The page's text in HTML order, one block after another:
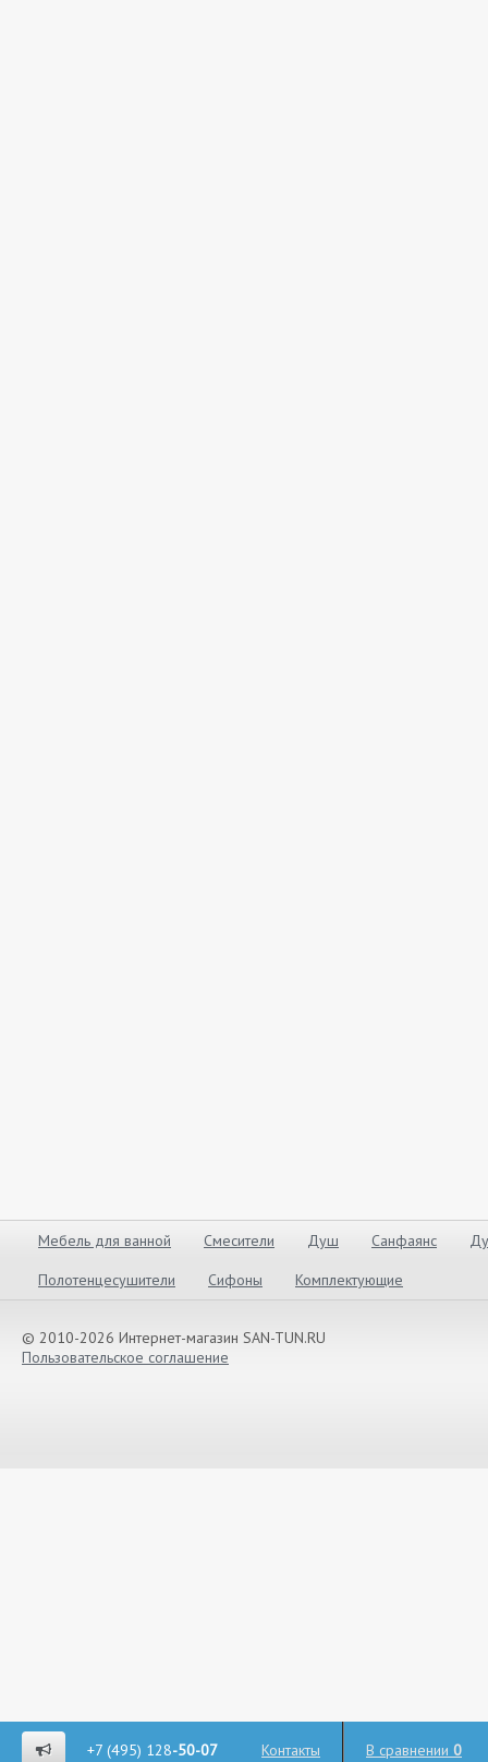
Мебель для ванной Смесители Душ Санфаянс
Полотенцесушители
Сифоны Комплектующие
© 2010-2026 Интернет-магазин SAN-TUN.RU
Пользовательское соглашение
+7 (495) 128-50-07 Контакты В сравнении 0